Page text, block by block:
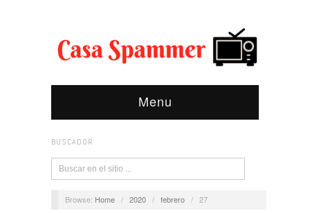
Menu
BUSCADOR
Browse: Home / 2020 / febrero / 27